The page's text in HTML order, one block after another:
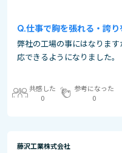
仕事で胸を張れる・誇
弊社の工場の事にはなりま
応できるようになりました。
共感した
0
参考になった
0
藤沢工業株式会社